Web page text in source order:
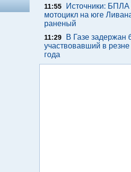
11:55
Источники:
мотоцикл на юге
раненый
11:29
В Газе задержан
участвовавший в
года